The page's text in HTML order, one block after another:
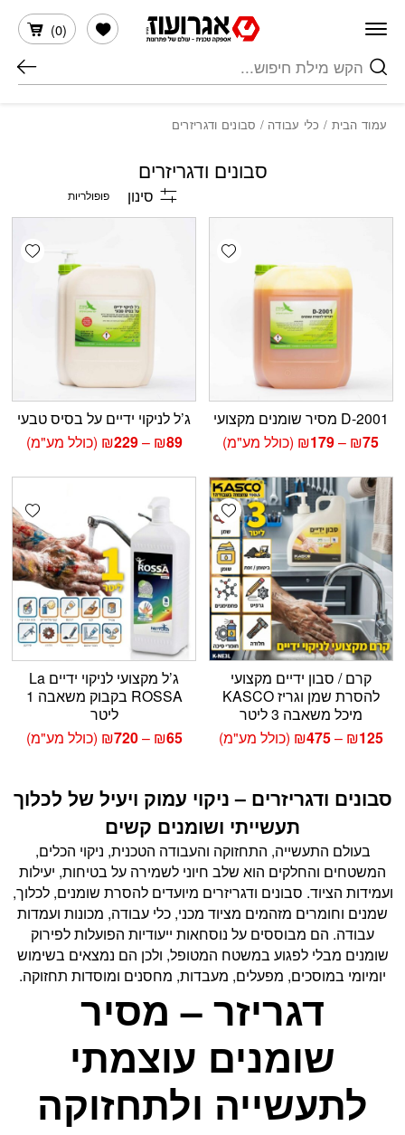
חיפוש
(
0
)
הרשימה שלי
עמוד הבית / כלי עבודה / סבונים ודגריזרים
סבונים ודגריזרים
סינון
Add wishlist
D-2001 מסיר שומנים מקצועי
₪75
–
₪179
טווח
⁦₪75⁩
עד
⁦₪179⁩
(כולל מע"מ)
ג’ל לניקוי ידיים על בסיס טבעי
₪89
–
₪229
טווח
⁦₪89⁩
(כולל מע"מ)
Add wishlist
קרם / סבון ידיים מקצועי
להסרת שמן וגריז KASCO
מיכל משאבה 3 ליטר
₪125
–
₪475
טווח
מחירים:
(כולל מע"מ)
ג’ל מקצועי לניקוי ידיים La
ROSSA בקבוק משאבה 1
ליטר
₪65
–
₪720
טווח
מחירים:
עד
⁦₪720⁩
(כולל מע"מ)
סבונים ודגריזרים – ניקוי עמוק ויעיל של לכלוך
תעשייתי ושומנים קשים
בעולם התעשייה, התחזוקה והעבודה הטכנית, ניקוי הכלים,
המשטחים והחלקים הוא שלב חיוני לשמירה על בטיחות, יעילות
ועמידות הציוד. סבונים ודגריזרים מיועדים להסרת שומנים, לכלוך,
שמנים וחומרים מזהמים מציוד מכני, כלי עבודה, מכונות ועמדות
עבודה. הם מבוססים על נוסחאות ייעודיות הפועלות לפירוק
שומנים מבלי לפגוע במשטח המטופל, ולכן הם נמצאים בשימוש
יומיומי במוסכים, מפעלים, מעבדות, מחסנים ומוסדות תחזוקה.
דגריזר – מסיר
שומנים עוצמתי
לתעשייה ולתחזוקה